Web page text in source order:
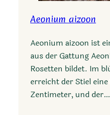
Aeonium aizoon
Aeonium aizoon ist
aus der Gattung
Rosetten bildet. Im
erreicht der Stiel eine
Zentimeter, und der…